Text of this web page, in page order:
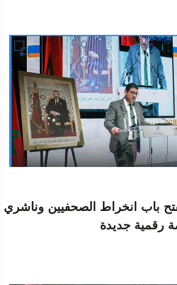
باب انخراط الصحفيين وناشري
رقمية جديدة